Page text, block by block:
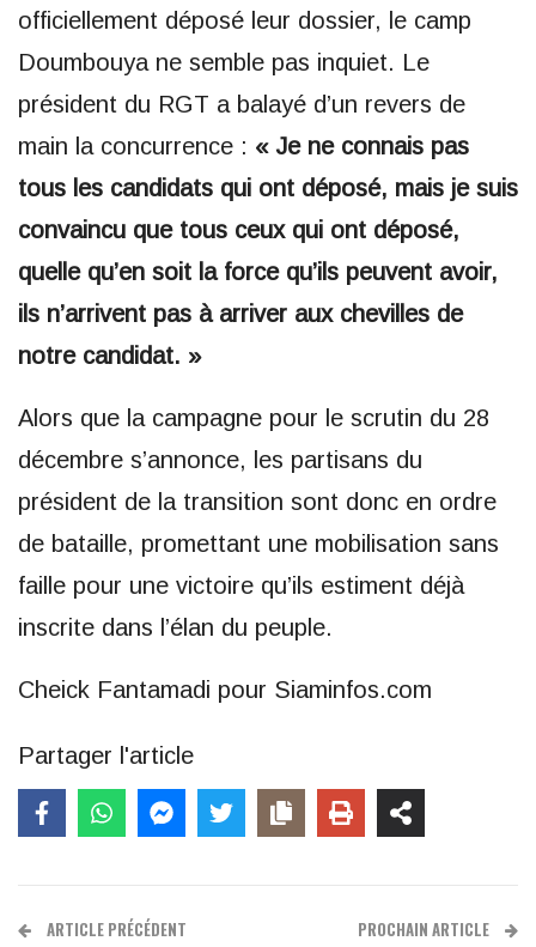
officiellement déposé leur dossier, le camp
Doumbouya ne semble pas inquiet. Le
président du RGT a balayé d’un revers de
main la concurrence : « Je ne connais pas
tous les candidats qui ont déposé, mais je suis
convaincu que tous ceux qui ont déposé,
quelle qu’en soit la force qu’ils peuvent avoir,
ils n’arrivent pas à arriver aux chevilles de
notre candidat. »
Alors que la campagne pour le scrutin du 28
décembre s’annonce, les partisans du
président de la transition sont donc en ordre
de bataille, promettant une mobilisation sans
faille pour une victoire qu’ils estiment déjà
inscrite dans l’élan du peuple.
Cheick Fantamadi pour Siaminfos.com
Partager l'article
ARTICLE PRÉCÉDENT PROCHAIN ARTICLE